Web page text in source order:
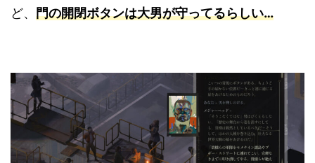
ど、 門の開閉ボタンは大男が守ってるらしい…